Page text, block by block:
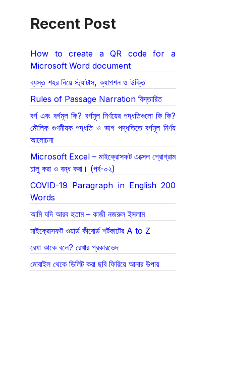
Recent Post
How to create a QR code for a
Microsoft Word document
ব্যস্ত শহর নিয়ে স্ট্যাটাস, ক্যাপশন ও উক্তি
Rules of Passage Narration বিস্তারিত
বর্গ এবং বর্গমূল কি? বর্গমূল নির্ণয়ের পদ্ধতিগুলো কি কি?
মৌলিক গুণনীয়ক পদ্ধতি ও ভাগ পদ্ধতিতে বর্গমূল নির্ণয়
আলোচনা
Microsoft Excel – মাইক্রোসফট এক্সেল প্রোগ্রাম
চালু করা ও বন্ধ করা। (পর্ব-০২)
COVID-19 Paragraph in English 200
Words
আমি যদি আরব হতাম – কাজী নজরুল ইসলাম
মাইক্রোসফট ওয়ার্ড কীবোর্ড শর্টকাটের A to Z
রেখা কাকে বলে? রেখার প্রকারভেদ
মোবাইল থেকে ডিলিট করা ছবি ফিরিয়ে আনার উপায়